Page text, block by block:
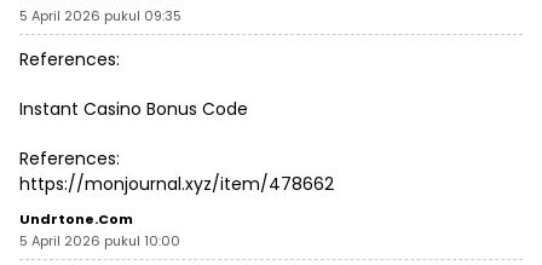
5 April 2026 pukul 09:35
References:
Instant Casino Bonus Code
References:
https://monjournal.xyz/item/478662
Undrtone.com
5 April 2026 pukul 10:00